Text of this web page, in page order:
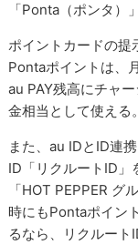
「Ponta（ポンタ）
ポイントカードの提
Pontaポイントは、
au PAY残高にチャ
金相当として使える。
また、au IDとID連
ID「リクルートID」
「HOT PEPPER グ
時にもPontaポイン
るなら、リクルート